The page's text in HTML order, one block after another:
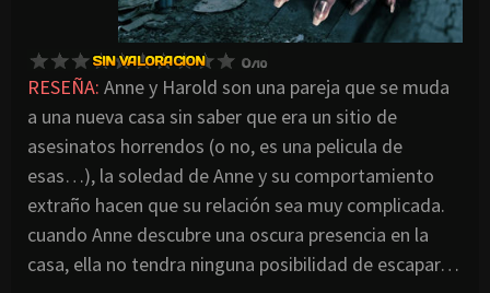
RESEÑA: Anne y Harold son una pareja que se muda
a una nueva casa sin saber que era un sitio de
asesinatos horrendos (o no, es una pelicula de
esas…), la soledad de Anne y su comportamiento
extraño hacen que su relación sea muy complicada.
cuando Anne descubre una oscura presencia en la
casa, ella no tendra ninguna posibilidad de escapar…